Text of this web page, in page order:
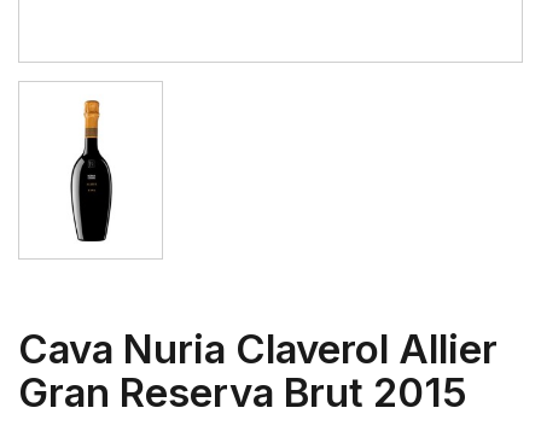
Cava Nuria Claverol Allier
Gran Reserva Brut 2015